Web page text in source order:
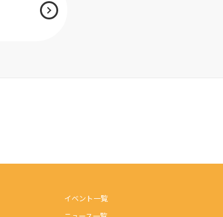
イベント一覧